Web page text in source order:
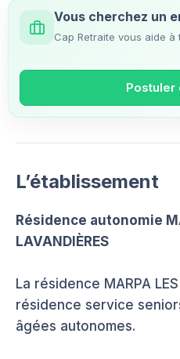
Vous cherchez un
Cap Retraite vous aide à
Postuler
L’établissement
Résidence autonomie
LAVANDIÈRES
La résidence MARPA
résidence service
âgées autonomes.